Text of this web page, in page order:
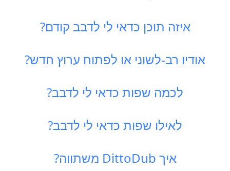
איזה תוכן כדאי לי לדבב קודם?
אודיו רב-לשוני או לפתוח ערוץ חדש?
לכמה שפות כדאי לי לדבב?
לאילו שפות כדאי לי לדבב?
איך DittoDub משתווה?